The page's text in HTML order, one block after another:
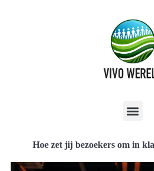
Hoe zet jij bezoekers om in